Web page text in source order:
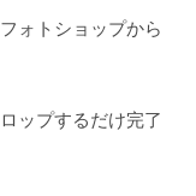
ォトショップから
ップするだけ完了